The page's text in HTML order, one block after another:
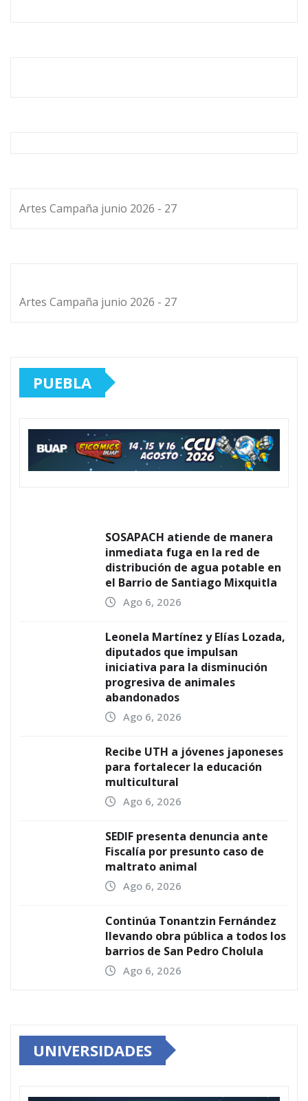
Artes Campaña junio 2026 - 27
Artes Campaña junio 2026 - 27
PUEBLA
SOSAPACH atiende de manera
inmediata fuga en la red de
distribución de agua potable en
el Barrio de Santiago Mixquitla
Ago 6, 2026
Leonela Martínez y Elías Lozada,
diputados que impulsan
iniciativa para la disminución
progresiva de animales
abandonados
Ago 6, 2026
Recibe UTH a jóvenes japoneses
para fortalecer la educación
multicultural
Ago 6, 2026
SEDIF presenta denuncia ante
Fiscalía por presunto caso de
maltrato animal
Ago 6, 2026
Continúa Tonantzin Fernández
llevando obra pública a todos los
barrios de San Pedro Cholula
Ago 6, 2026
UNIVERSIDADES